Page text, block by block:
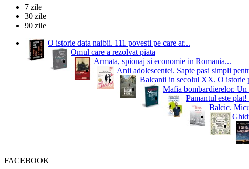
7 zile
30 zile
90 zile
O istorie data naibii. 111 povesti pe care ar...
Omul care a rezolvat piata
Armata, spionaj si economie in Romania...
Anii adolescentei. Sapte pasi simpli
Balcanii in secolul XX. O istorie
Mafia bombardierelor. Un
Pamantul este
Balcic.
FACEBOOK